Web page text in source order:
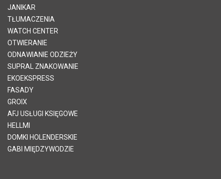
JANIKAR
TŁUMACZENIA
WATCH CENTER
OTWIERANIE
ODNAWIANIE ODZIEŻY
SUPRAL ZNAKOWANIE
EKOEKSPRESS
FASADY
GROIX
AFJ USŁUGI KSIĘGOWE
HELLMI
DOMKI HOLENDERSKIE
GABI MIĘDZYWODZIE